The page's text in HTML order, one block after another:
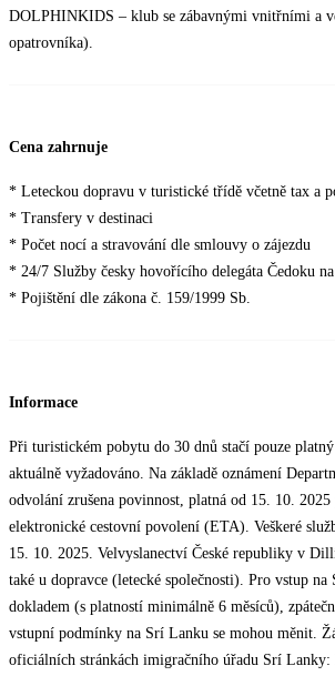
DOLPHINKIDS – klub se zábavnými vnitřními a
opatrovníka).
Cena zahrnuje
* Leteckou dopravu v turistické třídě včetně tax a
* Transfery v destinaci
* Počet nocí a stravování dle smlouvy o zájezdu
* 24/7 Služby česky hovořícího delegáta Čedoku
* Pojištění dle zákona č. 159/1999 Sb.
Informace
Při turistickém pobytu do 30 dnů stačí pouze
aktuálně vyžadováno. Na základě oznámení
odvolání zrušena povinnost, platná od 15. 10.
elektronické cestovní povolení (ETA). Veškeré
15. 10. 2025. Velvyslanectví České republiky v
také u dopravce (letecké společnosti). Pro vstup
dokladem (s platností minimálně 6 měsíců),
vstupní podmínky na Srí Lanku se mohou měnit.
oficiálních stránkách imigračního úřadu Srí